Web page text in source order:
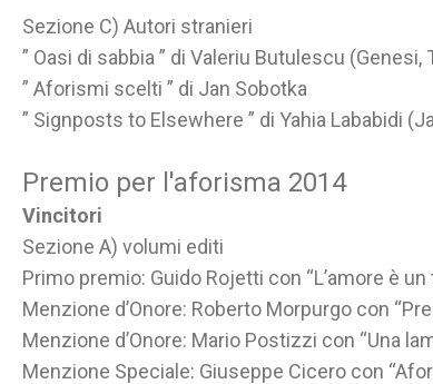
Sezione C) Autori stranieri
” Oasi di sabbia ” di Valeriu Butulescu (Genesi,
” Aforismi scelti ” di Jan Sobotka
” Signposts to Elsewhere ” di Yahia Lababidi
Premio per l'aforisma 2014
Vincitori
Sezione A) volumi editi
Primo premio: Guido Rojetti con “L’amore è
Menzione d’Onore: Roberto Morpurgo con
Menzione d’Onore: Mario Postizzi con “Una
Menzione Speciale: Giuseppe Cicero con